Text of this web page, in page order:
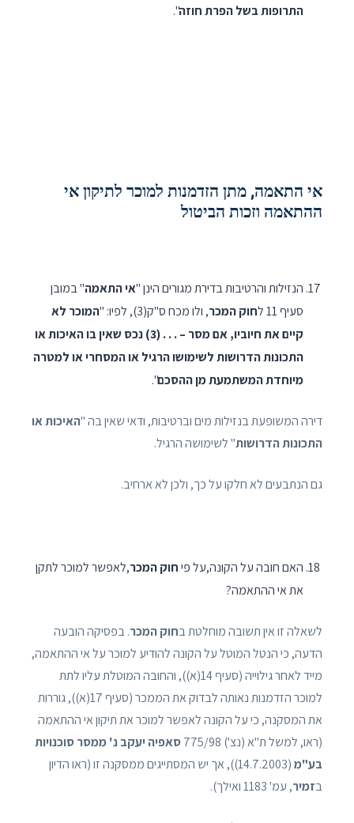
התרופות בשל הפרת חוזה".
אי התאמה, מתן הזדמנות למוכר לתיקון אי
ההתאמה וזכות הביטול
הנזילות והרטיבות בדירת מגורים הינן "אי התאמה" במובן
סעיף 11 ל
חוק המכר, ולו מכח ס"ק(3), לפיו: "
המוכר לא
קיים את חיוביו, אם מסר – . . . (3) נכס שאין בו האיכות או
התכונות הדרושות לשימושו הרגיל או המסחרי או למטרה
מיוחדת המשתמעת מן ההסכם".
דירה המשופעת בנזילות מים וברטיבות, ודאי שאין בה "האיכות או
התכונות הדרושות" לשימושה הרגיל.
גם הנתבעים לא חלקו על כך, ולכן לא ארחיב.
האם חובה על הקונה,על פיחוק המכר,לאפשר למוכר לתקן
את אי ההתאמה?
לשאלה זו אין תשובה מוחלטת בחוק המכר. בפסיקה הובעה
הדעה, כי הנטל המוטל על הקונה להודיע למוכר על אי ההתאמה,
מייד לאחר גילוייה (סעיף 14(א)), והחובה המוטלת עליו לתת
למוכר הזדמנות נאותה לבדוק את הממכר (סעיף 17(א)), גוררות
את המסקנה, כי על הקונה לאפשר למוכר את תיקון אי ההתאמה
(ראו, למשל ת"א (נצ') 775/98
סאפיה יעקב נ' ממסר סוכנויות
בע"מ
(14.7.2003)), אך יש המסתייגים ממסקנה זו (ראו הדיון
בזמיר, עמ' 1183 ואילך).